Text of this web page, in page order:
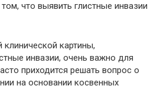
что выявить глистные инвазии
картины,
инвазии, очень важно для
приходится решать вопрос о
на основании косвенных